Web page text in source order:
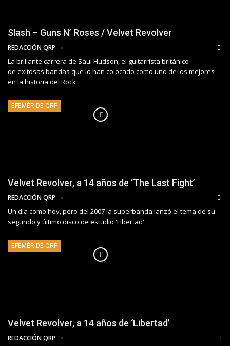
Slash – Guns N’ Roses / Velvet Revolver
REDACCIÓN QRP
La brillante carrera de Saul Hudson, el guitarrista británico
de exitosas bandas que lo han colocado como uno de los mejores
en la historia del Rock
EFEMÉRIDE QRP
Velvet Revolver, a 14 años de ‘The Last Fight’
REDACCIÓN QRP
Un día como hoy, pero del 2007 la superbanda lanzó el tema de su
segundo y último disco de estudio 'Libertad'
EFEMÉRIDE QRP
Velvet Revolver, a 14 años de ‘Libertad’
REDACCIÓN QRP